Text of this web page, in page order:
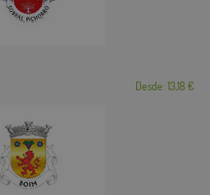
Desde: 13,18 €